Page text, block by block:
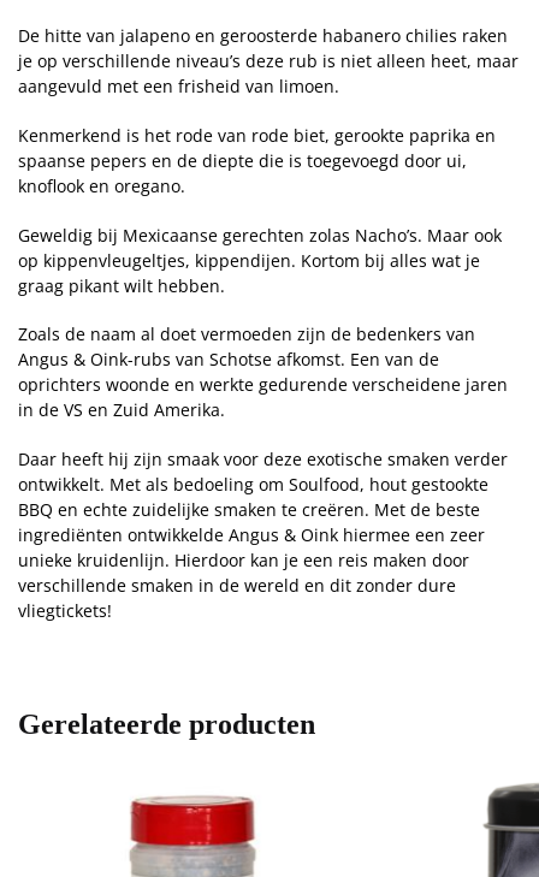
De hitte van jalapeno en geroosterde habanero chilies raken
je op verschillende niveau’s deze rub is niet alleen heet, maar
aangevuld met een frisheid van limoen.
Kenmerkend is het rode van rode biet, gerookte paprika en
spaanse pepers en de diepte die is toegevoegd door ui,
knoflook en oregano.
Geweldig bij Mexicaanse gerechten zolas Nacho’s. Maar ook
op kippenvleugeltjes, kippendijen. Kortom bij alles wat je
graag pikant wilt hebben.
Zoals de naam al doet vermoeden zijn de bedenkers van
Angus & Oink-rubs van Schotse afkomst. Een van de
oprichters woonde en werkte gedurende verscheidene jaren
in de VS en Zuid Amerika.
Daar heeft hij zijn smaak voor deze exotische smaken verder
ontwikkelt. Met als bedoeling om Soulfood, hout gestookte
BBQ en echte zuidelijke smaken te creëren. Met de beste
ingrediënten ontwikkelde Angus & Oink hiermee een zeer
unieke kruidenlijn. Hierdoor kan je een reis maken door
verschillende smaken in de wereld en dit zonder dure
vliegtickets!
Gerelateerde producten